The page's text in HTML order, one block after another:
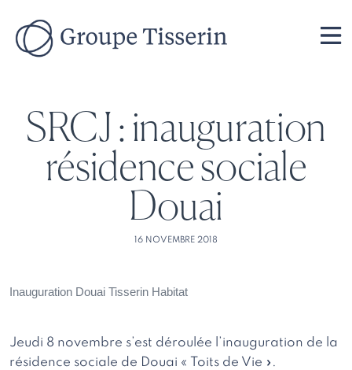
SRCJ : inauguration
résidence sociale
Douai
16 NOVEMBRE 2018
Inauguration Douai Tisserin Habitat
Jeudi 8 novembre s’est déroulée l’inauguration de la
résidence sociale de Douai « Toits de Vie ».